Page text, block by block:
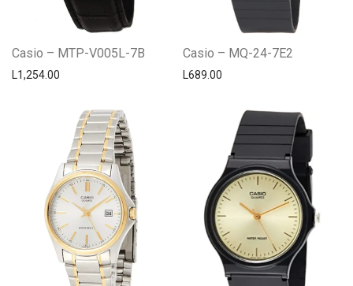
Casio – MTP-V005L-7B
L1,254.00
Casio – MQ-24-7E2
L689.00